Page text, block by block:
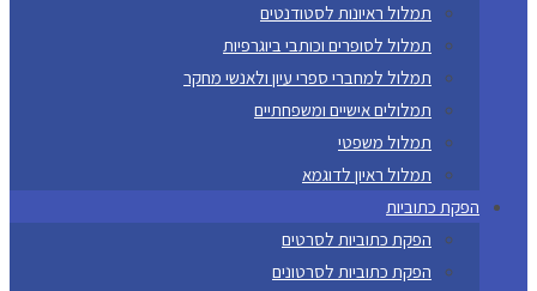
תמלול ראיונות לסטודנטים
תמלול לסופרים וכותבי ביוגרפיות
תמלול למחברי ספרי עיון ולאנשי מחקר
תמלולים אישיים ומשפחתיים
תמלול משפטי
תמלול ראיון לדוגמא
הפקת כתוביות
הפקת כתוביות לסרטים
הפקת כתוביות לסרטונים